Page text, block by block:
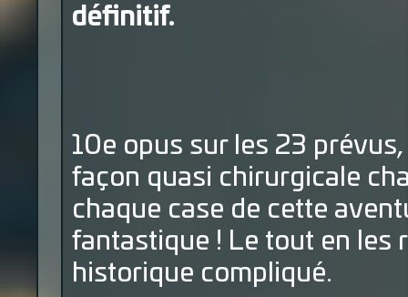
définitif.
10e opus sur les 23
façon quasi chirurgicale
chaque case de cette
fantastique ! Le tout en les
historique compliqué.